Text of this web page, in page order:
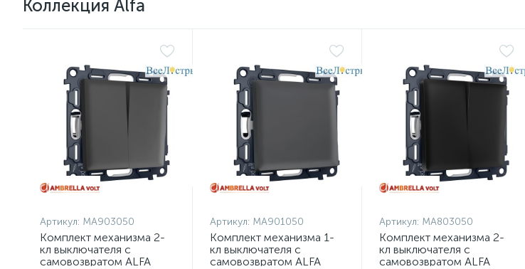
Коллекция Alfa
Артикул: MA903050
Комплект механизма 2-
кл выключателя с
самовозвратом ALFA
Артикул: MA901050
Комплект механизма 1-
кл выключателя с
самовозвратом ALFA
Артикул: MA803050
Комплект механизма 2-
кл выключателя с
самовозвратом ALFA